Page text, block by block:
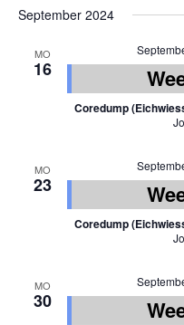
September 2024
MO
16
Coredump
MO
23
Coredump
MO
30